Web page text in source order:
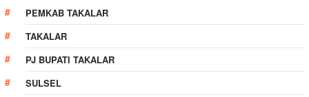
PEMKAB TAKALAR
TAKALAR
PJ BUPATI TAKALAR
SULSEL